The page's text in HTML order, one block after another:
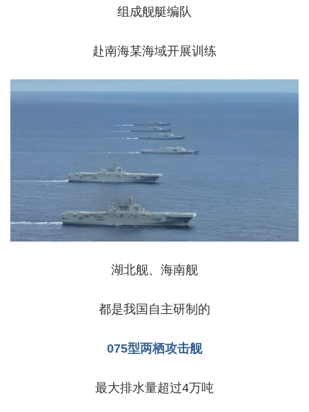
组成舰艇编队
赴南海某海域开展训练
湖北舰、海南舰
都是我国自主研制的
075型两栖攻击舰
最大排水量超过4万吨